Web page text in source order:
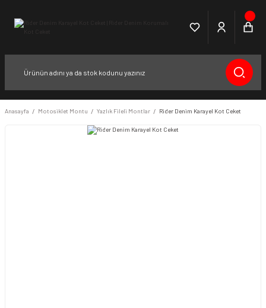
Anasayfa Motosiklet Montu Yazlık Fileli Montlar Rider Denim Karayel Kot Ceket